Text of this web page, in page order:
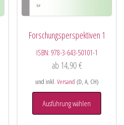
Forschungsperspektiven 1
ISBN: 978-3-643-50101-1
ab 14,90 €
und inkl. Versand (D, A, CH)
Ausführung wählen